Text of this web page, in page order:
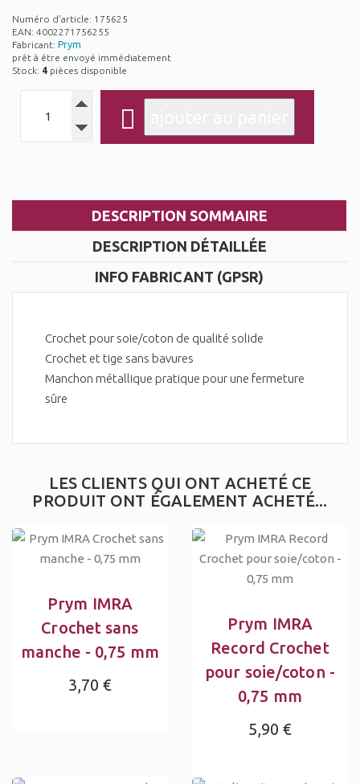
Numéro d'article: 175625
EAN: 4002271756255
Fabricant: Prym
prêt à être envoyé immédiatement
Stock: 4 pièces disponible
DESCRIPTION SOMMAIRE
DESCRIPTION DÉTAILLÉE
INFO FABRICANT (GPSR)
Crochet pour soie/coton de qualité solide
Crochet et tige sans bavures
Manchon métallique pratique pour une fermeture
sûre
LES CLIENTS QUI ONT ACHETÉ CE
PRODUIT ONT ÉGALEMENT ACHETÉ...
Prym IMRA
Crochet sans
manche - 0,75 mm
3,70 €
Prym IMRA
Record Crochet
pour soie/coton -
0,75 mm
5,90 €